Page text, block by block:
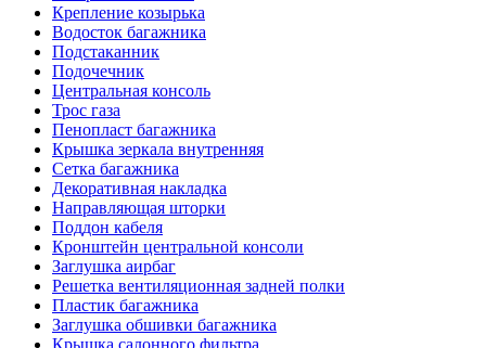
Крепление козырька
Водосток багажника
Подстаканник
Подочечник
Центральная консоль
Трос газа
Пенопласт багажника
Крышка зеркала внутренняя
Сетка багажника
Декоративная накладка
Направляющая шторки
Поддон кабеля
Кронштейн центральной консоли
Заглушка аирбаг
Решетка вентиляционная задней полки
Пластик багажника
Заглушка обшивки багажника
Крышка салонного фильтра